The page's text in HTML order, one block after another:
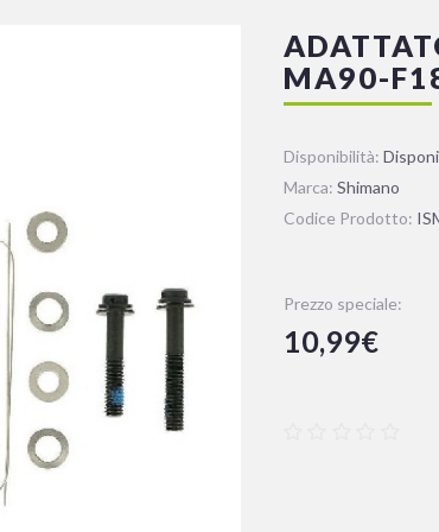
MA90-
Disponibilità:
Marca: Shimano
Codice Prodotto:
Prezzo speciale:
10,99€